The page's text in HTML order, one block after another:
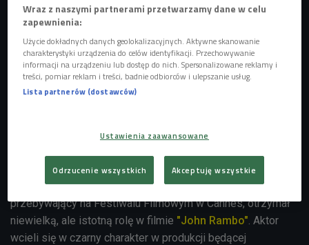
James Franco Foto: Bridget Laudien, CC BY-SA 4.0 via Wikimedia Commons
Jak ustalił portal VarietyJames Franco, obecnie
przebywający na Festiwalu Filmowym w Cannes, otrzymał
niewielką, ale istotną rolę w filmie "John Rambo". Aktor
wcieli się w czarny charakter w produkcji będącej
Wraz z naszymi partnerami przetwarzamy dane w celu
zapewnienia:
Użycie dokładnych danych geolokalizacyjnych. Aktywne skanowanie
charakterystyki urządzenia do celów identyfikacji. Przechowywanie
informacji na urządzeniu lub dostęp do nich. Spersonalizowane reklamy i
treści, pomiar reklam i treści, badnie odbiorców i ulepszanie usług.
Lista partnerów (dostawców)
Ustawienia zaawansowane
Odrzucenie wszystkich Akceptuję wszystkie